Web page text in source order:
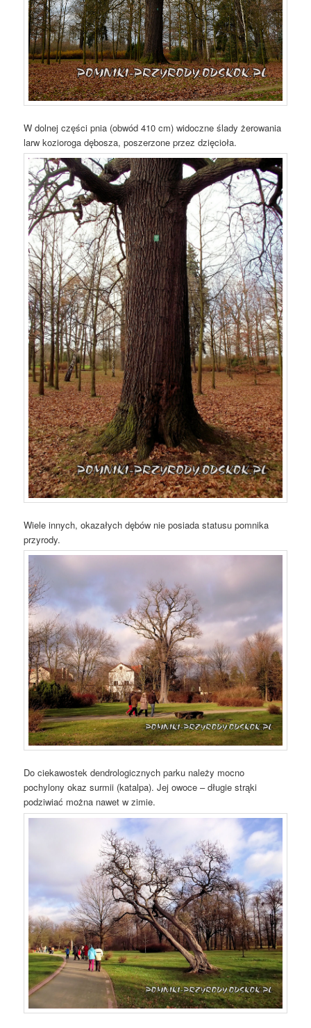
W dolnej części pnia (obwód 410 cm) widoczne ślady żerowania
larw kozioroga dębosza, poszerzone przez dzięcioła.
Wiele innych, okazałych dębów nie posiada statusu pomnika
przyrody.
Do ciekawostek dendrologicznych parku należy mocno
pochylony okaz surmii (katalpa). Jej owoce – długie strąki
podziwiać można nawet w zimie.